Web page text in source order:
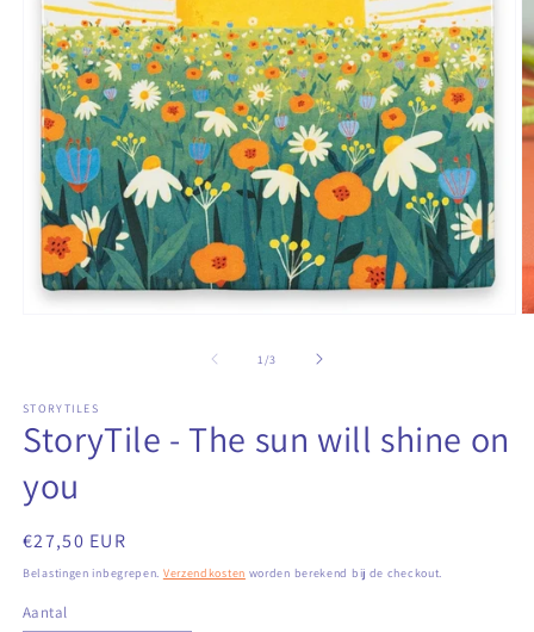
1 /van
3
STORYTILES
StoryTile - The sun will shine on
you
Normale
prijs
€27,50 EUR
Belastingen inbegrepen. Verzendkosten worden berekend bij de checkout.
Aantal